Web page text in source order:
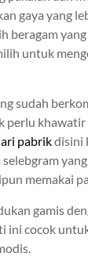
gaya yang
beragam
untuk
sudah
perlu
pabrikdisini
memakai
gamis
ini cocok